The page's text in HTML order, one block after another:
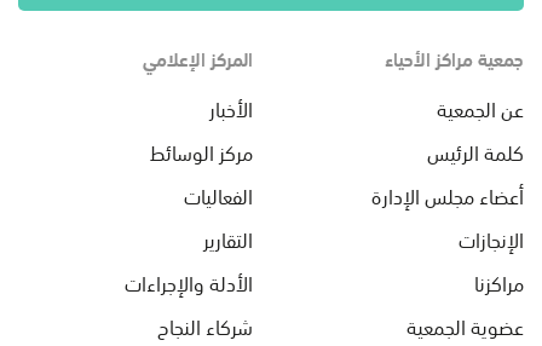
جمعية مراكز الأحياء
عن الجمعية
كلمة الرئيس
أعضاء مجلس الإدارة
الإنجازات
مراكزنا
عضوية الجمعية
المركز الإعلامي
الأخبار
مركز الوسائط
الفعاليات
التقارير
الأدلة والإجراءات
شركاء النجاح